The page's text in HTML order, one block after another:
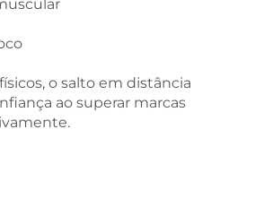
o salto em distância
ao superar marcas